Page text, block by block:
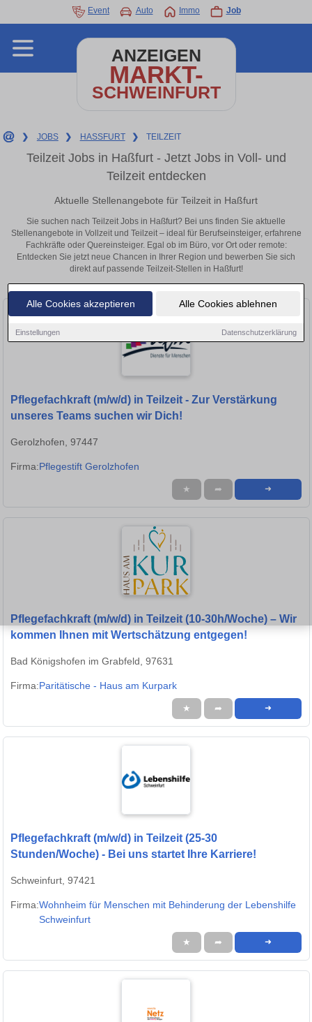
Alle Cookies akzeptieren Alle Cookies ablehnen
Einstellungen Datenschutzerklärung
Event Auto Immo Job
ANZEIGEN
MARKT-
SCHWEINFURT
❯ JOBS ❯ HASSFURT ❯ TEILZEIT
Teilzeit Jobs in Haßfurt - Jetzt Jobs in Voll- und
Teilzeit entdecken
Aktuelle Stellenangebote für Teilzeit in Haßfurt
Sie suchen nach Teilzeit Jobs in Haßfurt? Bei uns finden Sie aktuelle
Stellenangebote in Vollzeit und Teilzeit – ideal für Berufseinsteiger, erfahrene
Fachkräfte oder Quereinsteiger. Egal ob im Büro, vor Ort oder remote:
Entdecken Sie jetzt neue Chancen in Ihrer Region und bewerben Sie sich
direkt auf passende Teilzeit-Stellen in Haßfurt!
Pflegefachkraft (m/w/d) in Teilzeit - Zur Verstärkung
unseres Teams suchen wir Dich!
Gerolzhofen, 97447
Firma:Pflegestift Gerolzhofen
★ ➦ ➜
Pflegefachkraft (m/w/d) in Teilzeit (10-30h/Woche) – Wir
kommen Ihnen mit Wertschätzung entgegen!
Bad Königshofen im Grabfeld, 97631
Firma:Paritätische - Haus am Kurpark
★ ➦ ➜
Pflegefachkraft (m/w/d) in Teilzeit (25-30
Stunden/Woche) - Bei uns startet Ihre Karriere!
Schweinfurt, 97421
Firma:Wohnheim für Menschen mit Behinderung der Lebenshilfe
Schweinfurt
★ ➦ ➜